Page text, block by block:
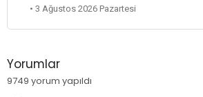
• 3 Ağustos 2026 Pazartesi
Yorumlar
9749 yorum yapıldı